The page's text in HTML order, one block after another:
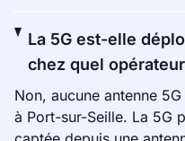
La 5G est-elle
chez quel
Non, aucune antenne
à Port-sur-Seille. La 5G